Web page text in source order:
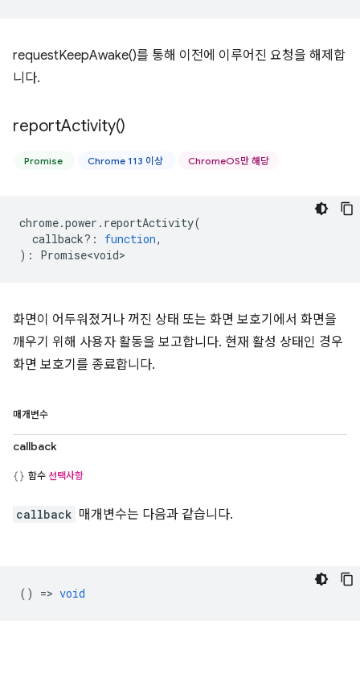
requestKeepAwake()를 통해 이전에 이루어진 요청을 해제합
니다.
reportActivity()
Promise Chrome 113 이상 ChromeOS만 해당
chrome.power . reportActivity(
callback? : function,
) : Promise<void>
화면이 어두워졌거나 꺼진 상태 또는 화면 보호기에서 화면을
깨우기 위해 사용자 활동을 보고합니다. 현재 활성 상태인 경우
화면 보호기를 종료합니다.
매개변수
callback
함수 선택사항
callback 매개변수는 다음과 같습니다.
() => void